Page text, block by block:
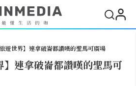
旅遊世界】連拿破崙都讚嘆的聖馬可廣場
】連拿破崙都讚嘆的聖馬可